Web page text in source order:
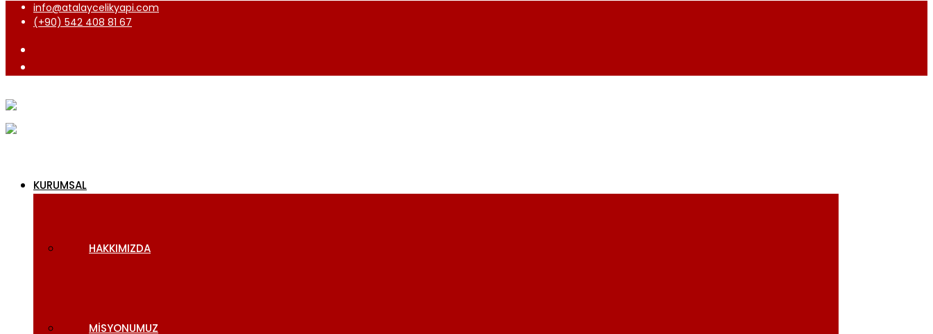
info@atalaycelikyapi.com
(+90) 542 408 81 67
KURUMSAL
HAKKIMIZDA
MISYONUMUZ